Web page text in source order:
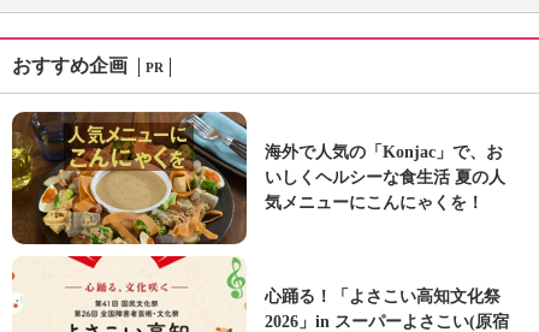
おすすめ企画 PR
海外で人気の「Konjac」で、お
いしくヘルシーな食生活 夏の人
気メニューにこんにゃくを！
心踊る！「よさこい高知文化祭
2026」in スーパーよさこい(原宿